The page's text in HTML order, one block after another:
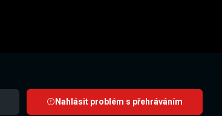
Nahlásit problém s přehráváním